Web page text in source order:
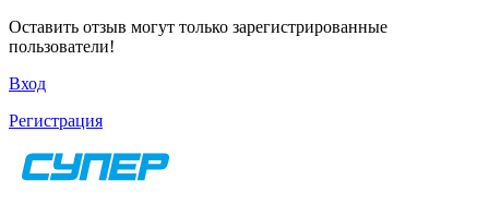
Оставить отзыв могут только зарегистрированные
пользователи!
Вход
Регистрация